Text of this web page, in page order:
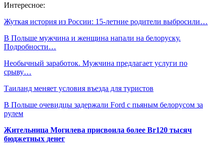
Интересное:
Жуткая история из России: 15-летние родители выбросили…
В Польше мужчина и женщина напали на белоруску.
Подробности…
Необычный заработок. Мужчина предлагает услуги по
срыву…
Таиланд меняет условия въезда для туристов
В Польше очевидцы задержали Ford c пьяным белорусом за
рулем
Жительница Могилева присвоила более Br120 тысяч
бюджетных денег